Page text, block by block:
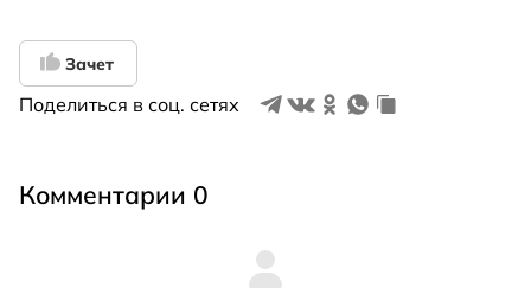
Зачет
Поделиться в соц. сетях
Комментарии 0